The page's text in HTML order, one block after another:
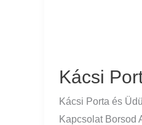
Kácsi
Kácsi Porta és
Kapcsolat Borsod